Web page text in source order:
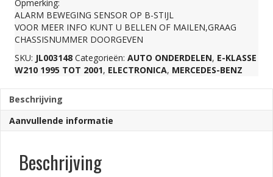
SENSOR
A2108204310
aantal
Opmerking:
ALARM BEWEGING SENSOR OP B-STIJL
VOOR MEER INFO KUNT U BELLEN OF MAILEN,GRAAG
CHASSISNUMMER DOORGEVEN
SKU: JL003148 Categorieën: AUTO ONDERDELEN, E-KLASSE
W210 1995 TOT 2001, ELECTRONICA, MERCEDES-BENZ
Beschrijving
Aanvullende informatie
Beschrijving